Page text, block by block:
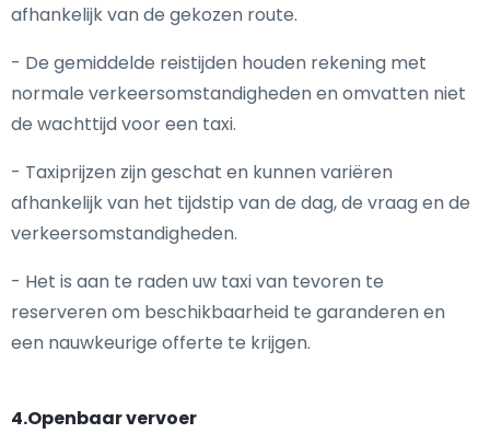
afhankelijk van de gekozen route.
- De gemiddelde reistijden houden rekening met
normale verkeersomstandigheden en omvatten niet
de wachttijd voor een taxi.
- Taxiprijzen zijn geschat en kunnen variëren
afhankelijk van het tijdstip van de dag, de vraag en de
verkeersomstandigheden.
- Het is aan te raden uw taxi van tevoren te
reserveren om beschikbaarheid te garanderen en
een nauwkeurige offerte te krijgen.
4.Openbaar vervoer